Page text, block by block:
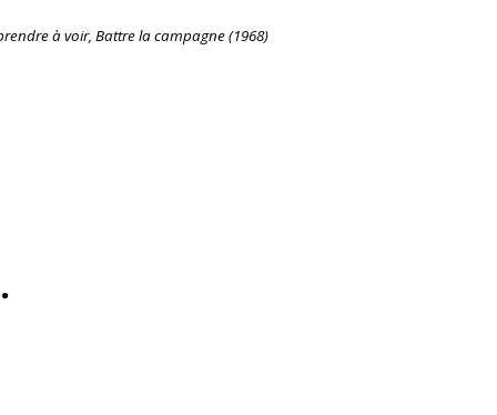
à voir, Battre la campagne(1968)